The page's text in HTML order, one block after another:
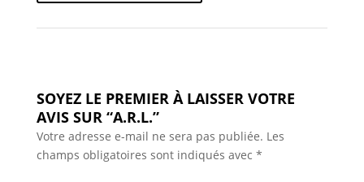
SOYEZ LE PREMIER À LAISSER VOTRE
AVIS SUR “A.R.L.”
Votre adresse e-mail ne sera pas publiée. Les
champs obligatoires sont indiqués avec *